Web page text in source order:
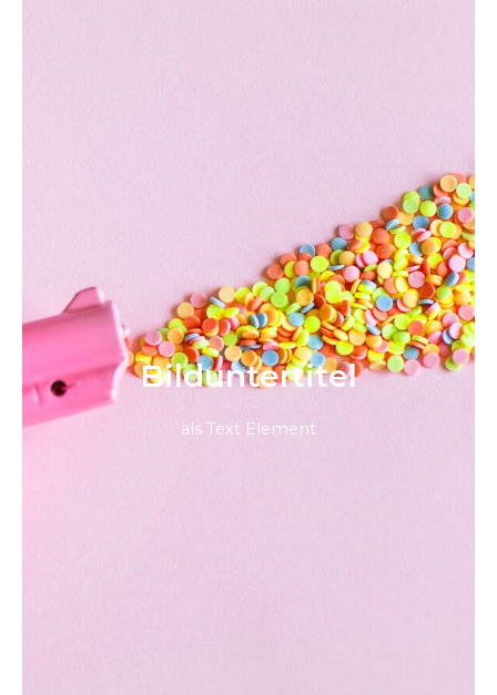
Bild­unter­titel
als Text Element